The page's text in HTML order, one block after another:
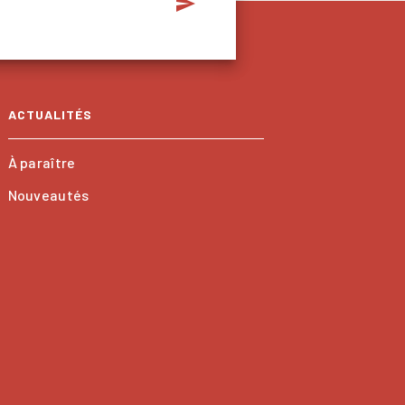
ACTUALITÉS
À paraître
Nouveautés